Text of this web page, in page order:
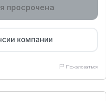
просрочена
компании
Пожаловаться